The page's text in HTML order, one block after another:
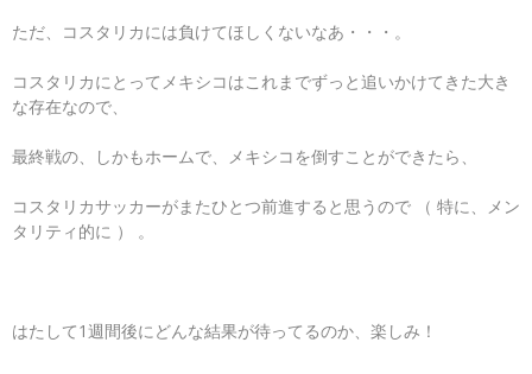
ただ、コスタリカには負けてほしくないなあ・・・。
コスタリカにとってメキシコはこれまでずっと追いかけてきた大き
な存在なので、
最終戦の、しかもホームで、メキシコを倒すことができたら、
コスタリカサッカーがまたひとつ前進すると思うので （ 特に、メン
タリティ的に ） 。
はたして1週間後にどんな結果が待ってるのか、楽しみ！